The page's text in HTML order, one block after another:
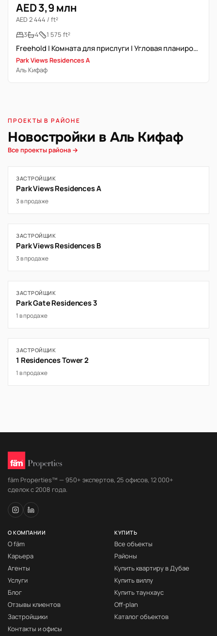
AED 3,9 млн
AED 2 444 / ft²
3
4 1 575 ft²
Freehold | Комната для прислуги | Угловая планировка
Park Views Residences A
Аль Кифаф
ПРОЕКТЫ В РАЙОНЕ
Новостройки в Аль Кифаф
Все проекты района →
ЗАСТРОЙЩИК
Park Views Residences A
3 в продаже
ЗАСТРОЙЩИК
Park Views Residences B
3 в продаже
ЗАСТРОЙЩИК
Park Gate Residences 3
1 в продаже
ЗАСТРОЙЩИК
1 Residences Tower 2
1 в продаже
fäm Properties™ — 950+ экспертов, 25 офисов, 12 000+
сделок с 2008 года.
О КОМПАНИИ
О fäm
Карьера
Агенты
Услуги
Блог
Отзывы клиентов
Застройщики
Контакты и офисы
КУПИТЬ
Все объекты
Районы
Купить квартиру в Дубае
Купить виллу
Купить таунхаус
Off-plan
Каталог объектов